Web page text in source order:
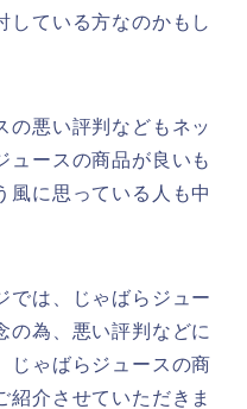
している方なのかもし
の悪い評判などもネッ
ュースの商品が良いも
風に思っている人も中
では、じゃばらジュー
の為、悪い評判などに
じゃばらジュースの商
紹介させていただきま